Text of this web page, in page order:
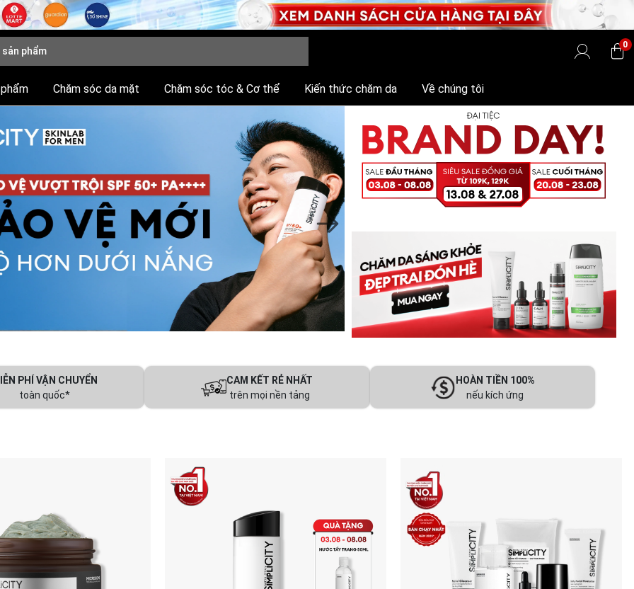
0
Chăm sóc da mặt Chăm sóc tóc & Cơ thể Kiến thức chăm da Về chúng tôi
PHÍ VẬN CHUYỂN
toàn quốc*
CAM KẾT RẺ NHẤT
trên mọi nền tảng
HOÀN TIỀN 100%
nếu kích ứng